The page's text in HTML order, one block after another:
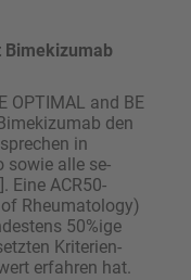
Bimekizumab
OPTIMAL and BE
den
in
sowie alle se­
Eine ACR50-
of Rheumatology)
50%ige
Kriterien-
erfahren hat.